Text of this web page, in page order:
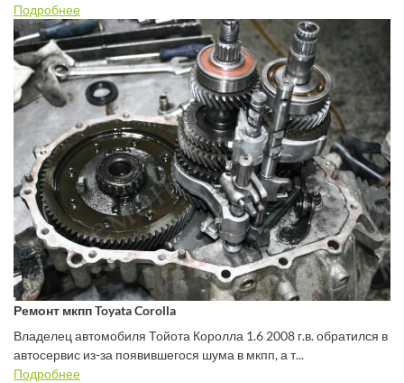
Подробнее
Ремонт мкпп Toyata Corolla
Владелец автомобиля Тойота Королла 1.6 2008 г.в. обратился в
автосервис из-за появившегося шума в мкпп, а т...
Подробнее